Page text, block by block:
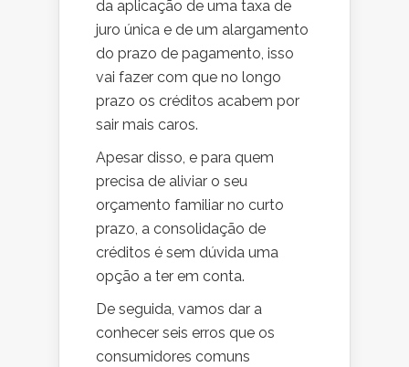
da aplicação de uma taxa de
juro única e de um alargamento
do prazo de pagamento, isso
vai fazer com que no longo
prazo os créditos acabem por
sair mais caros.
Apesar disso, e para quem
precisa de aliviar o seu
orçamento familiar no curto
prazo, a consolidação de
créditos é sem dúvida uma
opção a ter em conta.
De seguida, vamos dar a
conhecer seis erros que os
consumidores comuns